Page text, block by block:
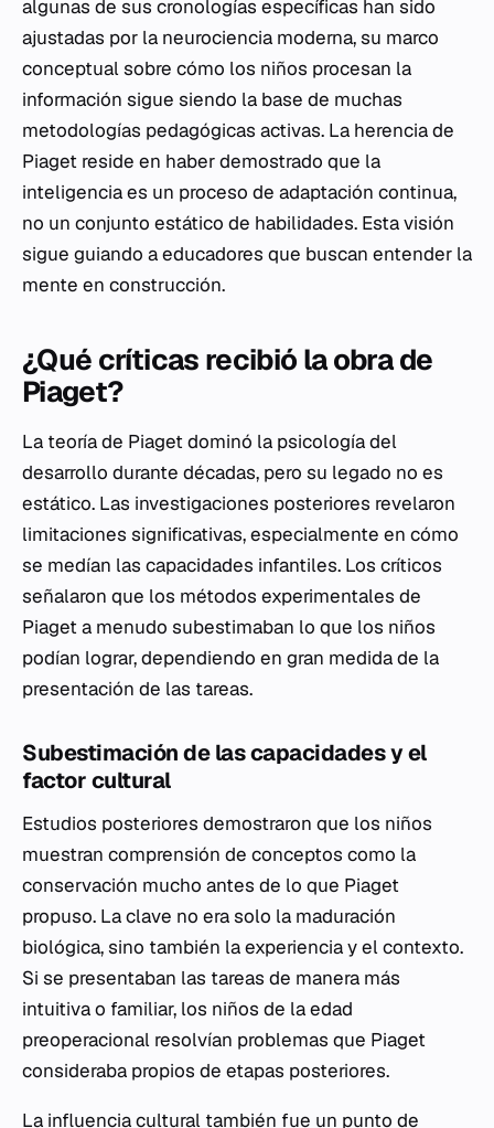
algunas de sus cronologías específicas han sido
ajustadas por la neurociencia moderna, su marco
conceptual sobre cómo los niños procesan la
información sigue siendo la base de muchas
metodologías pedagógicas activas. La herencia de
Piaget reside en haber demostrado que la
inteligencia es un proceso de adaptación continua,
no un conjunto estático de habilidades. Esta visión
sigue guiando a educadores que buscan entender la
mente en construcción.
¿Qué críticas recibió la obra de
Piaget?
La teoría de Piaget dominó la psicología del
desarrollo durante décadas, pero su legado no es
estático. Las investigaciones posteriores revelaron
limitaciones significativas, especialmente en cómo
se medían las capacidades infantiles. Los críticos
señalaron que los métodos experimentales de
Piaget a menudo subestimaban lo que los niños
podían lograr, dependiendo en gran medida de la
presentación de las tareas.
Subestimación de las capacidades y el
factor cultural
Estudios posteriores demostraron que los niños
muestran comprensión de conceptos como la
conservación mucho antes de lo que Piaget
propuso. La clave no era solo la maduración
biológica, sino también la experiencia y el contexto.
Si se presentaban las tareas de manera más
intuitiva o familiar, los niños de la edad
preoperacional resolvían problemas que Piaget
consideraba propios de etapas posteriores.
La influencia cultural también fue un punto de